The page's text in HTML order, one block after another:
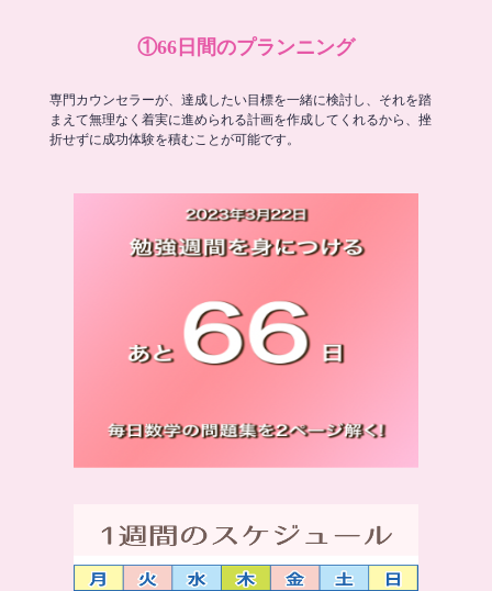
①66日間のプランニング
専門カウンセラーが、達成したい目標を一緒に検討し、それを踏
まえて無理なく着実に進められる計画を作成してくれるから、挫
折せずに成功体験を積むことが可能です。